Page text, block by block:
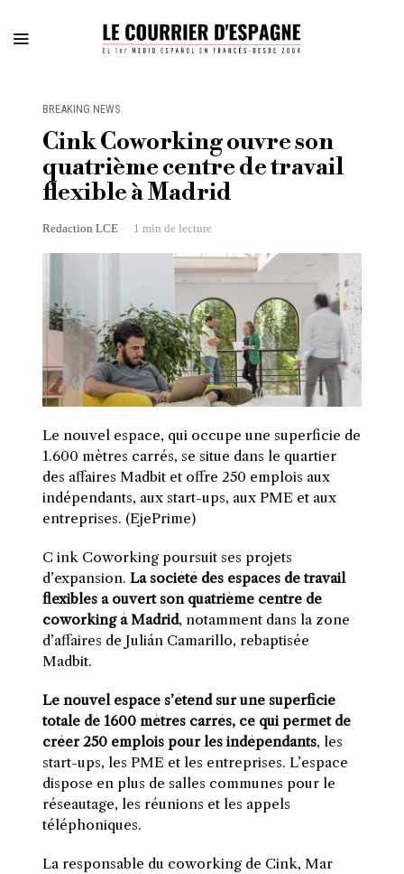
BREAKING NEWS
Cink Coworking ouvre son
quatrième centre de travail
flexible à Madrid
Redaction LCE 1 min de lecture
Le nouvel espace, qui occupe une superficie de
1.600 mètres carrés, se situe dans le quartier
des affaires Madbit et offre 250 emplois aux
indépendants, aux start-ups, aux PME et aux
entreprises. (EjePrime)
C ink Coworking poursuit ses projets
d’expansion. La société des espaces de travail
flexibles a ouvert son quatrième centre de
coworking à Madrid, notamment dans la zone
d’affaires de Julián Camarillo, rebaptisée
Madbit.
Le nouvel espace s’étend sur une superficie
totale de 1600 mètres carrés, ce qui permet de
créer 250 emplois pour les indépendants, les
start-ups, les PME et les entreprises. L’espace
dispose en plus de salles communes pour le
réseautage, les réunions et les appels
téléphoniques.
La responsable du coworking de Cink, Mar